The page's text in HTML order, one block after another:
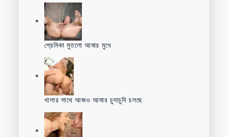
প্রেমিকা মুতলো আমার মুখে
খালার সাথে আজও আমার চুদাচুদি চলছে